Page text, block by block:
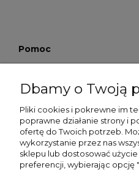
Pomoc
Informacje
O nas
Dbamy o Twoją
Pliki cookies i pokrewne im
poprawne działanie strony i
ofertę do Twoich potrzeb.
wykorzystanie przez nas
sklepu lub dostosować
preferencji, wybierając opcję